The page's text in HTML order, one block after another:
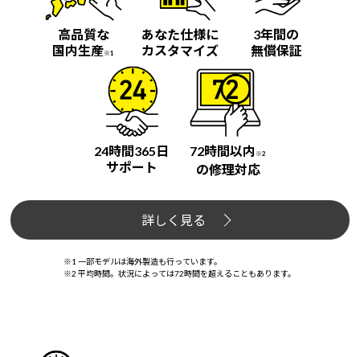
高品質な
国内生産※1
あなた仕様に
カスタマイズ
3年間の
無償保証
24時間365日
サポート
72時間以内 ※2
の修理対応
詳しく見る
※1 一部モデルは海外製造も行っています。
※2 平均時間。状況によっては72時間を超えることもあります。